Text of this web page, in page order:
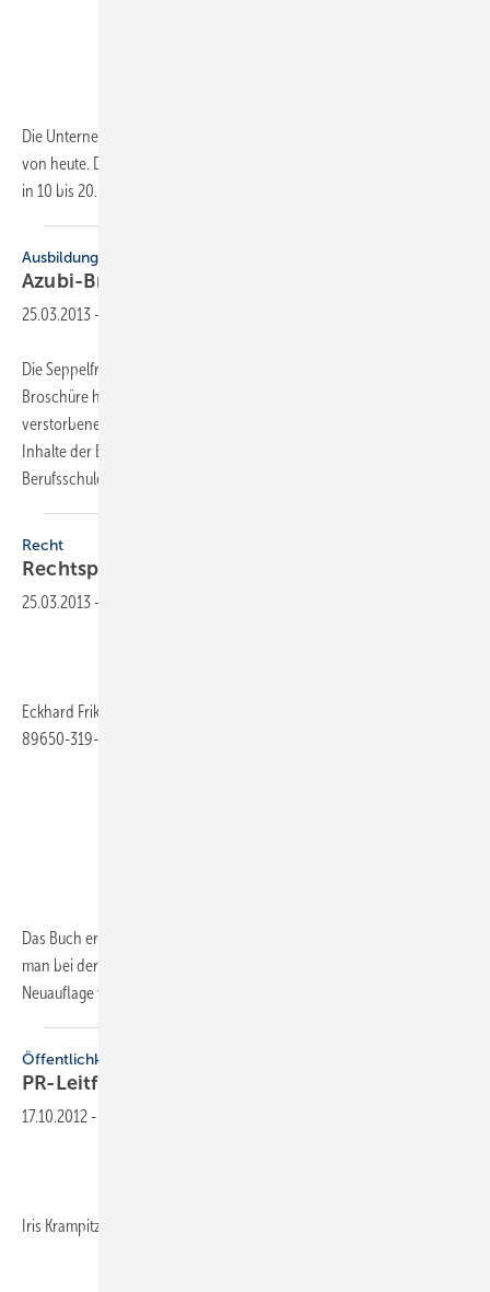
Die Unternehmen von morgen werden ganz anders aussehen als die
von heute. Das Buch beantwortet die Frage: Wie sehen Unternehmen
in 10 bis 20...
Ausbildung
Azubi-Broschüre
25.03.2013 -
Die Seppelfricke Armaturen GmbH hat eine Neuauflage ihrer Azubi-
Broschüre her­ausgebracht. Mit großer Unterstützung des Ende 2011
verstorbenen SBZ Monteur-Chefredakteurs Jörg Scheele wurden die
Inhalte der Broschüre an den Ausbildungs-Lehrplänen der SHK-
Berufsschulen orientiert, um das
Recht
Rechtspraxis für
25.03.2013 -
Eckhard Frikell, Olaf Hofmann, 2. Auflage, 291 Seiten, ISBN 978-3-
89650-319-0, VOB-Verlag Ernst Vögel OHG, 26,80 Euro
Das Buch erläutert Auftragnehmern und Bauleitern praxisnah, was
man bei der Bauvertragsabwicklung beachten muss. Mit der
Neuauflage wurden VOB-2009
Öffentlichkeitsarbeit
PR-Leitfaden für neue
17.10.2012 -
Iris Krampitz (Hrsg.), 224 Seiten, ISBN 978-3-00-036647-5,